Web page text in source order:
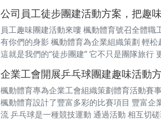
公司員工徒步團建活動方案，把趣
員工趣味團建活動來嘍 楓動體育號召全體
有你們的身影 楓動體育為企業組織策劃 輕
這就是我們的“徒步團建” 它不只是團隊旅行
企業工會開展乒乓球團建趣味活動
楓動體育專為企業工會組織策劃體育活動賽
楓動體育設計了豐富多彩的比賽項目 豐富
流 乒乓球是一種競技運動 通過活動 相互切